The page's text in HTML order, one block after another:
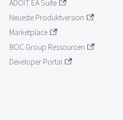
ADOIT EA Suite
Neueste Produktversion
Marketplace
BOC Group Ressourcen
Developer Portal